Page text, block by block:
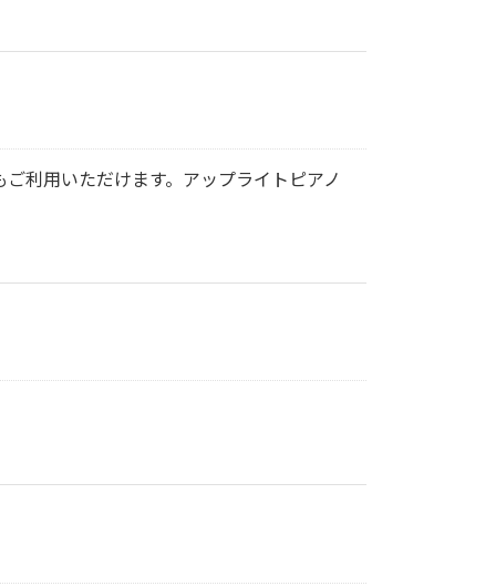
利用いただけます。アップライトピアノ